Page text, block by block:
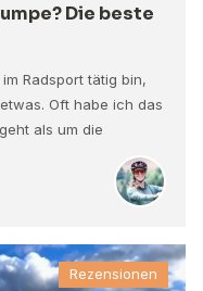
Die beste
Radsport tätig bin,
Oft habe ich das
als um die
Rezensionen